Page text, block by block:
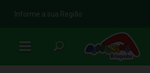
b
Informe a sua Região